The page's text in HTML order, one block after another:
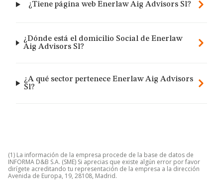
¿Tiene página web Enerlaw Aig Advisors Sl?
¿Dónde está el domicilio Social de Enerlaw
Aig Advisors Sl?
¿A qué sector pertenece Enerlaw Aig Advisors
Sl?
(1) La información de la empresa procede de la base de datos de
INFORMA D&B S.A. (SME) Si aprecias que existe algún error por favor
dirígete acreditando tu representación de la empresa a la dirección
Avenida de Europa, 19, 28108, Madrid.